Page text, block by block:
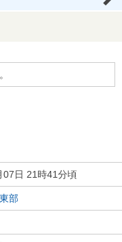
07日 21時41分頃
部